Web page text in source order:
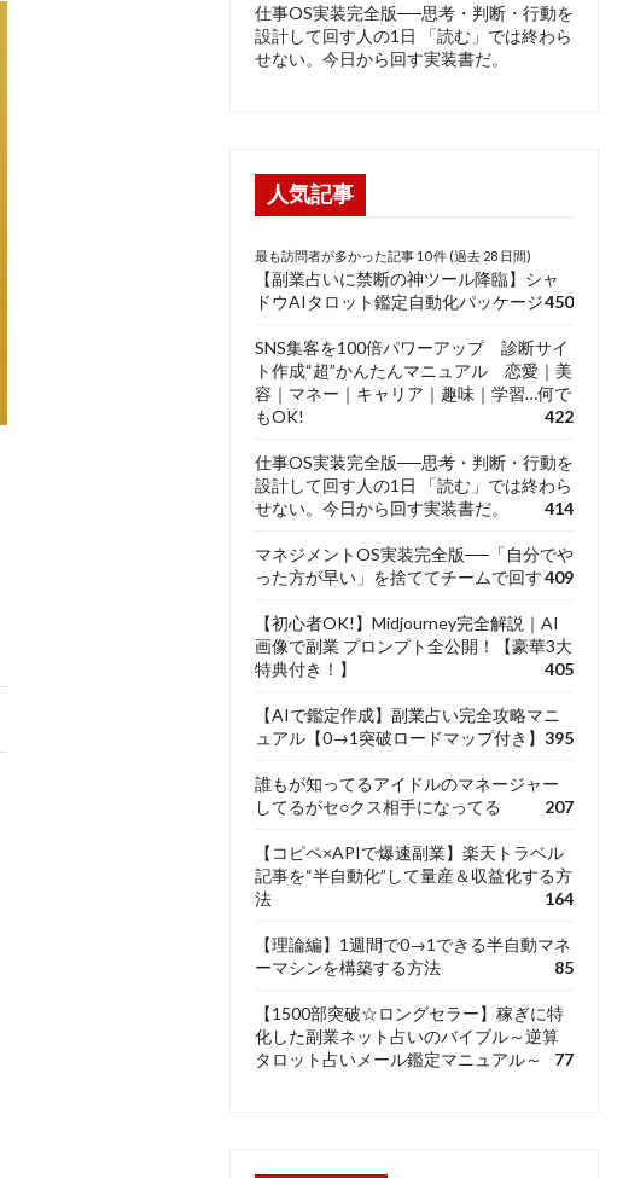
仕事OS実装完全版──思考・判断・行動を
設計して回す人の1日 「読む」では終わら
せない。今日から回す実装書だ。
人気記事
最も訪問者が多かった記事 10 件 (過去 28 日間)
【副業占いに禁断の神ツール降臨】シャ
ドウAIタロット鑑定自動化パッケージ450
SNS集客を100倍パワーアップ 診断サイ
ト作成“超”かんたんマニュアル 恋愛｜美
容｜マネー｜キャリア｜趣味｜学習…何で
もOK!
422
仕事OS実装完全版──思考・判断・行動を
設計して回す人の1日 「読む」では終わら
せない。今日から回す実装書だ。
414
マネジメントOS実装完全版──「自分でや
った方が早い」を捨ててチームで回す409
【初心者OK!】Midjourney完全解説｜AI
画像で副業 プロンプト全公開！【豪華3大
特典付き！】
405
【AIで鑑定作成】副業占い完全攻略マニ
ュアル【0→1突破ロードマップ付き】 395
誰もが知ってるアイドルのマネージャー
してるがセ○クス相手になってる
207
【コピペ×APIで爆速副業】楽天トラベル
記事を“半自動化”して量産＆収益化する方
法
164
【理論編】1週間で0→1できる半自動マネ
ーマシンを構築する方法
85
【1500部突破☆ロングセラー】稼ぎに特
化した副業ネット占いのバイブル～逆算
タロット占いメール鑑定マニュアル～
77